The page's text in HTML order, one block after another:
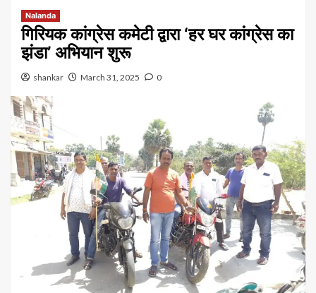
Nalanda
गिरियक कांग्रेस कमेटी द्वारा ‘हर घर कांग्रेस का
झंडा’ अभियान शुरू
shankar March 31, 2025 0